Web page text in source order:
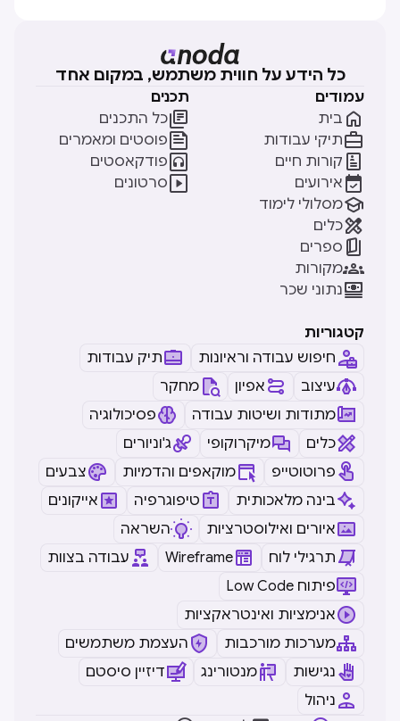
כל הידע על חווית משתמש, במקום אחד
עמודים
בית 
תיקי עבודות
קורות חיים 
אירועים 
מסלולי לימוד
כלים
ספרים 
מקורות
נתוני שכר
תכנים
כל התכנים
פוסטים ומאמרים
פודקאסטים
סרטונים
קטגוריות
חיפוש עבודה וראיונות
תיק עבודות
עיצוב
אפיון
מחקר
מתודות ושיטות עבודה
פסיכולוגיה
כלים
מיקרוקופי
ג'וניורים
פרוטוטייפ
מוקאפים והדמיות
צבעים
בינה מלאכותית
טיפוגרפיה
אייקונים
איורים ואילוסטרציות
השראה
תרגילי לוח
Wireframe
עבודה בצוות
Low Code פיתוח
אנימציות ואינטראקציות
מערכות מורכבות
העצמת משתמשים
נגישות
מנטורינג
דיזיין סיסטם
ניהול